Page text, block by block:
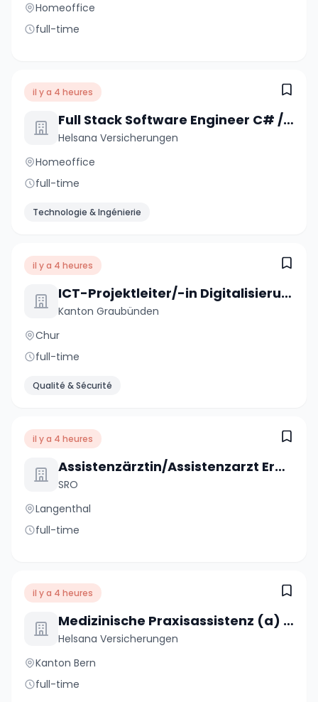
Homeoffice
full-time
il y a 4 heures
Full Stack Software Engineer C# / .NET / React (a) 80-100%
Helsana Versicherungen
Homeoffice
full-time
Technologie & Ingénierie
il y a 4 heures
ICT-Projektleiter/-in Digitalisierungsprojekte 60-100 %
Kanton Graubünden
Chur
full-time
Qualité & Sécurité
il y a 4 heures
Assistenzärztin/Assistenzarzt Erwachsenenpsychiatrie Ambulatorium 80 - 100 %
SRO
Langenthal
full-time
il y a 4 heures
Medizinische Praxisassistenz (a) 80%
Helsana Versicherungen
Kanton Bern
full-time